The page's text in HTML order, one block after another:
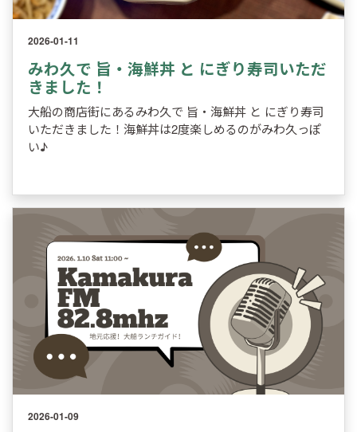
2026-01-11
みわ久で 旨・海鮮丼 と にぎり寿司いただ
きました！
大船の商店街にあるみわ久で 旨・海鮮丼 と にぎり寿司
いただきました！海鮮丼は2度楽しめるのがみわ久っぽ
い♪
2026-01-09